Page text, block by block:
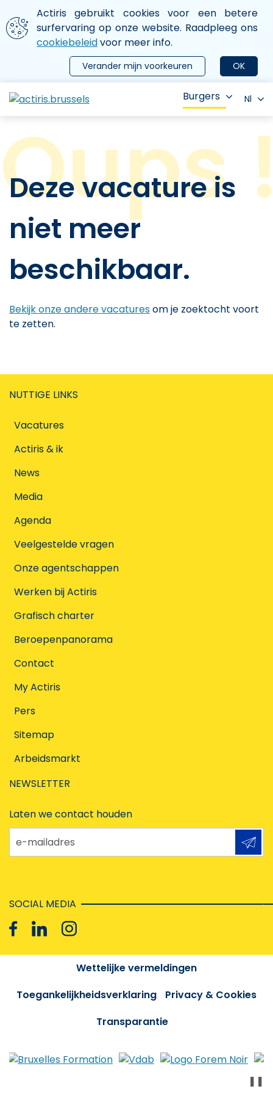
Aller au contenu principal
We gebruiken cookies
Actiris gebruikt cookies voor een betere
surfervaring op onze website. Raadpleeg ons
cookiebeleidvoor meer info.
OK
Verander mijn voorkeuren
le menu
Burgers Nl
Deze vacature is
niet meer
beschikbaar.
Bekijk onze andere vacaturesom je zoektocht voort
te zetten.
NUTTIGE LINKS
Vacatures
Actiris & ik
News
Media
Agenda
Veelgestelde vragen
Onze agentschappen
Werken bij Actiris
Grafisch charter
Beroepenpanorama
Contact
My Actiris
Pers
Sitemap
Arbeidsmarkt
NEWSLETTER
Laten we contact houden
e-mailadres
SOCIAL MEDIA
Wettelijke vermeldingen
Toegankelijkheidsverklaring
Privacy & Cookies
Transparantie
❚❚